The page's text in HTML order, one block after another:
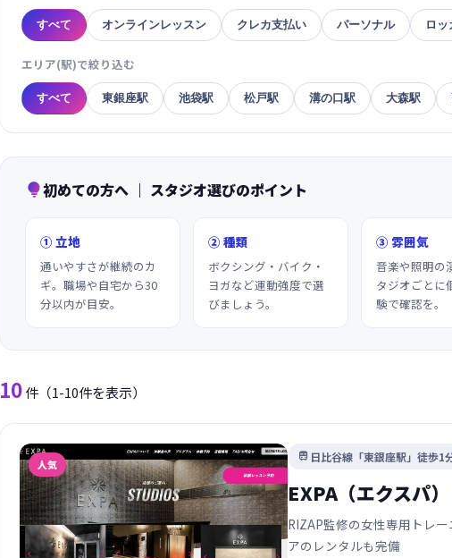
すべて オンラインレッスン クレカ支払い パーソナル ロッ
エリア(駅)で絞り込む
すべて 東銀座駅 池袋駅 松戸駅 溝の口駅 大森駅
初めての方へ ｜ スタジオ選びのポイント
① 立地
通いやすさが継続のカ
ギ。職場や自宅から30
分以内が目安。
② 種類
ボクシング・バイク・
ヨガなど運動強度で選
びましょう。
③ 雰囲気
音楽や照明の
タジオごとに
験で確認を。
10件（1-10件を表示）
人気
 日比谷線「東銀座駅」徒歩1
EXPA（エクスパ
RIZAP監修の女性専用トレ
アのレンタルも完備